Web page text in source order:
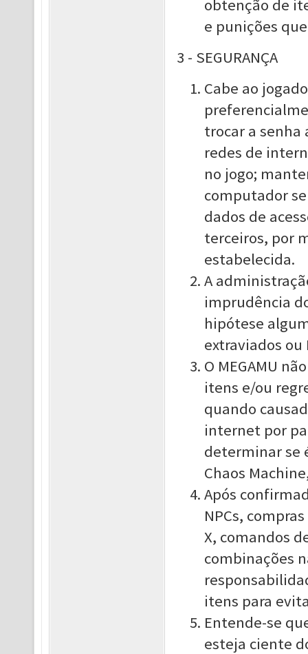
obtenção de
e punições
3 - SEGURANÇA
Cabe ao
trocar a senha
redes de
no jogo;
computador
dados de
terceiros, por
estabelecida.
A
imprudência
hipótese
extraviados
O MEGAMU
itens e/ou
quando
internet por
determinar se
Chaos
Após
NPCs,
X, comandos
combinações
itens para
Entende-se
esteja ciente